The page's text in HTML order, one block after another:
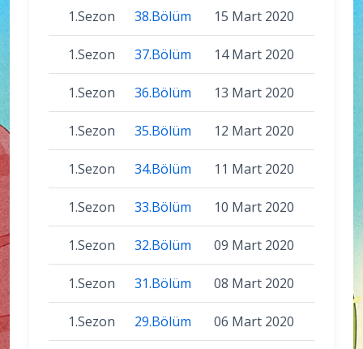
1.Sezon 38.Bölüm 15 Mart 2020
1.Sezon 37.Bölüm 14 Mart 2020
1.Sezon 36.Bölüm 13 Mart 2020
1.Sezon 35.Bölüm 12 Mart 2020
1.Sezon 34.Bölüm 11 Mart 2020
1.Sezon 33.Bölüm 10 Mart 2020
1.Sezon 32.Bölüm 09 Mart 2020
1.Sezon 31.Bölüm 08 Mart 2020
1.Sezon 29.Bölüm 06 Mart 2020